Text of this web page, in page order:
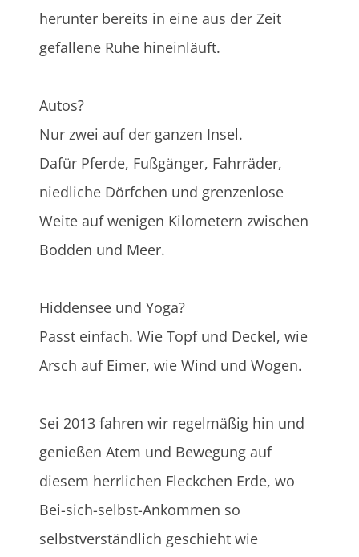
herunter bereits in eine aus der Zeit
gefallene Ruhe hineinläuft.
Autos?
Nur zwei auf der ganzen Insel.
Dafür Pferde, Fußgänger, Fahrräder,
niedliche Dörfchen und grenzenlose
Weite auf wenigen Kilometern zwischen
Bodden und Meer.
Hiddensee und Yoga?
Passt einfach. Wie Topf und Deckel, wie
Arsch auf Eimer, wie Wind und Wogen.
Sei 2013 fahren wir regelmäßig hin und
genießen Atem und Bewegung auf
diesem herrlichen Fleckchen Erde, wo
Bei-sich-selbst-Ankommen so
selbstverständlich geschieht wie